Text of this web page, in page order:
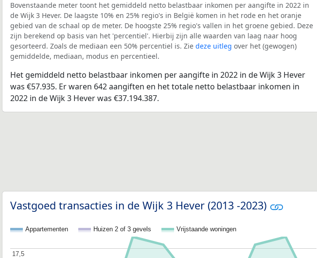
Bovenstaande meter toont het gemiddeld netto belastbaar inkomen per aangifte in 2022 in
de Wijk 3 Hever. De laagste 10% en 25% regio's in België komen in het rode en het oranje
gebied van de schaal op de meter. De hoogste 25% regio's vallen in het groene gebied. Deze
zijn berekend op basis van het 'percentiel'. Hierbij zijn alle waarden van laag naar hoog
gesorteerd. Zoals de mediaan een 50% percentiel is. Zie deze uitleg over het (gewogen)
gemiddelde, mediaan, modus en percentieel.
Het gemiddeld netto belastbaar inkomen per aangifte in 2022 in de Wijk 3 Hever
was €57.935. Er waren 642 aangiften en het totale netto belastbaar inkomen in
2022 in de Wijk 3 Hever was €37.194.387.
Vastgoed transacties in de Wijk 3 Hever (2013 -2023)
Appartementen Huizen 2 of 3 gevels Vrijstaande woningen
17,5
17,5